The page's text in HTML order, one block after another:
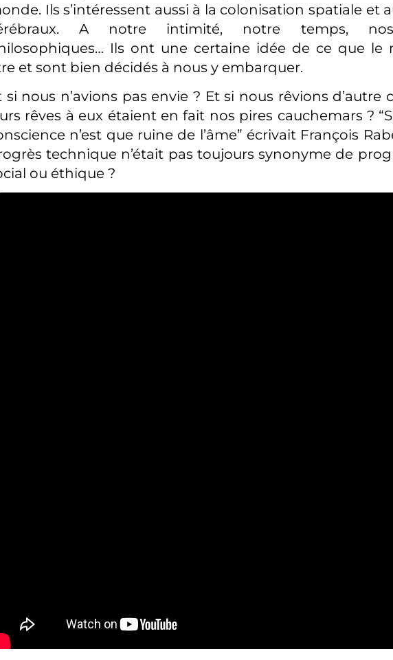
Ils s’intéressent aussi à la colonisation spatiale et
A notre intimité, notre temps,
Ils ont une certaine idée de ce que le
et sont bien décidés à nous y embarquer.
si nous n’avions pas envie ? Et si nous rêvions d’autre
rêves à eux étaient en fait nos pires cauchemars ?
n’est que ruine de l’âme” écrivait François
technique n’était pas toujours synonyme de
ou éthique ?